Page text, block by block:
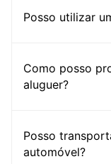
Posso utilizar
Como posso
aluguer?
Posso
automóvel?